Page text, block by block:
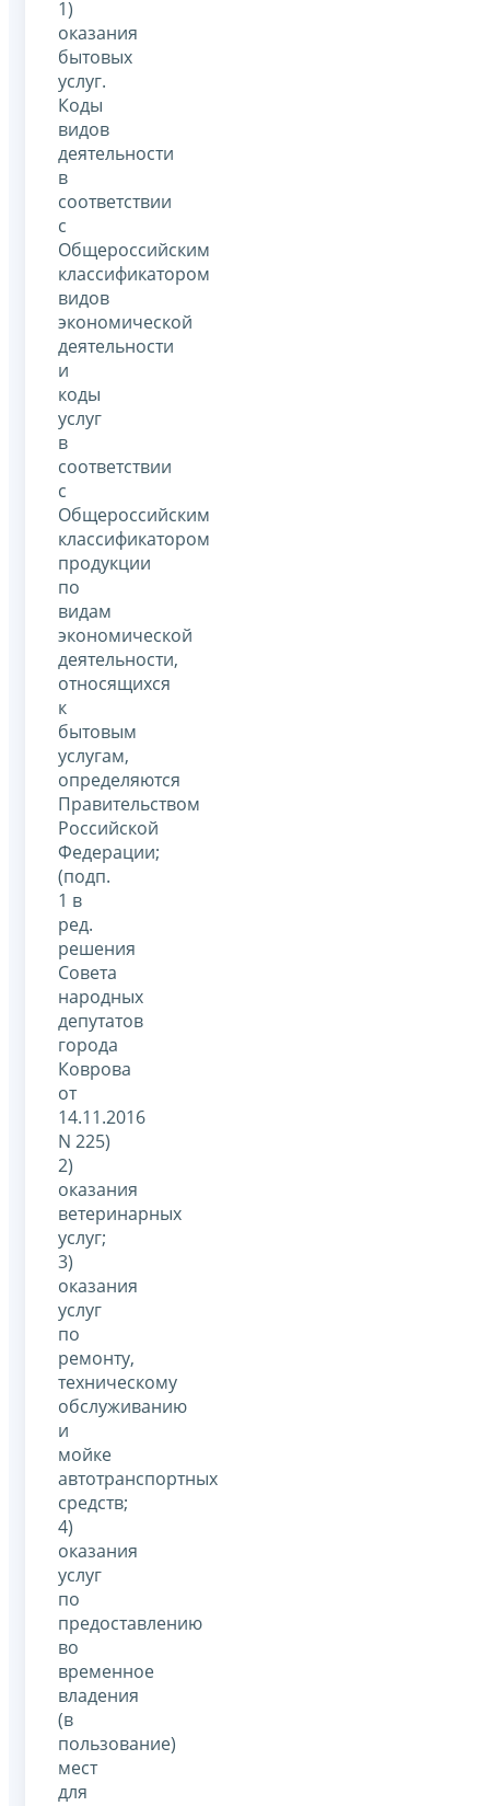
1)
оказания
бытовых
услуг.
Коды
видов
деятельности
в
соответствии
с
Общероссийским
классификатором
видов
экономической
деятельности
и
коды
услуг
в
соответствии
с
Общероссийским
классификатором
продукции
по
видам
экономической
деятельности,
относящихся
к
бытовым
услугам,
определяются
Правительством
Российской
Федерации;
(подп.
1 в
ред.
решения
Совета
народных
депутатов
города
Коврова
от
14.11.2016
N 225)
2)
оказания
ветеринарных
услуг;
3)
оказания
услуг
по
ремонту,
техническому
обслуживанию
и
мойке
автотранспортных
средств;
4)
оказания
услуг
по
предоставлению
во
временное
владения
(в
пользование)
мест
для